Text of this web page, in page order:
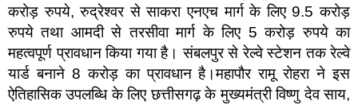
करोड़ रुपये, रुद्रेश्वर से साकरा एनएच मार्ग के लिए 9.5 करोड़
रुपये तथा आमदी से तरसीवा मार्ग के लिए 5 करोड़ रुपये का
महत्वपूर्ण प्रावधान किया गया है। संबलपुर से रेल्वे स्टेशन तक रेल्वे
यार्ड बनाने 8 करोड़ का प्रावधान है।महापौर रामू रोहरा ने इस
ऐतिहासिक उपलब्धि के लिए छत्तीसगढ़ के मुख्यमंत्री विष्णु देव साय,